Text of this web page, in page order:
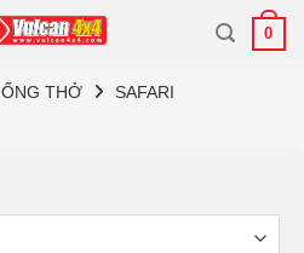
0
ỐNG THỞ SAFARI